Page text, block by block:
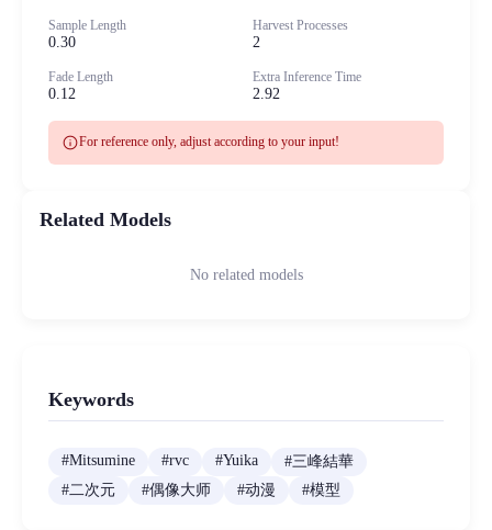
Sample Length
0.30
Harvest Processes
2
Fade Length
0.12
Extra Inference Time
2.92
infoFor reference only, adjust according to your input!
Related Models
No related models
Keywords
#Mitsumine #rvc #Yuika #三峰結華
#二次元 #偶像大师 #动漫 #模型